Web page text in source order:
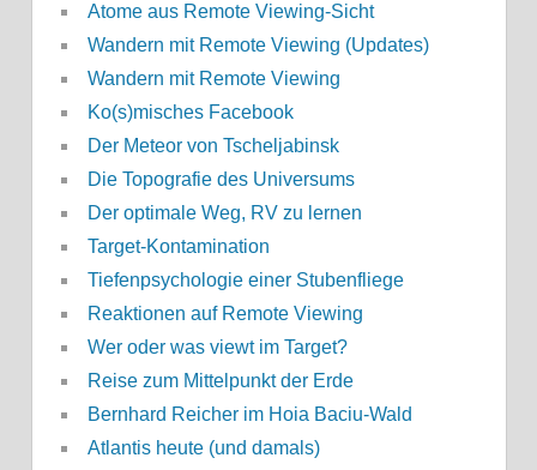
Atome aus Remote Viewing-Sicht
Wandern mit Remote Viewing (Updates)
Wandern mit Remote Viewing
Ko(s)misches Facebook
Der Meteor von Tscheljabinsk
Die Topografie des Universums
Der optimale Weg, RV zu lernen
Target-Kontamination
Tiefenpsychologie einer Stubenfliege
Reaktionen auf Remote Viewing
Wer oder was viewt im Target?
Reise zum Mittelpunkt der Erde
Bernhard Reicher im Hoia Baciu-Wald
Atlantis heute (und damals)